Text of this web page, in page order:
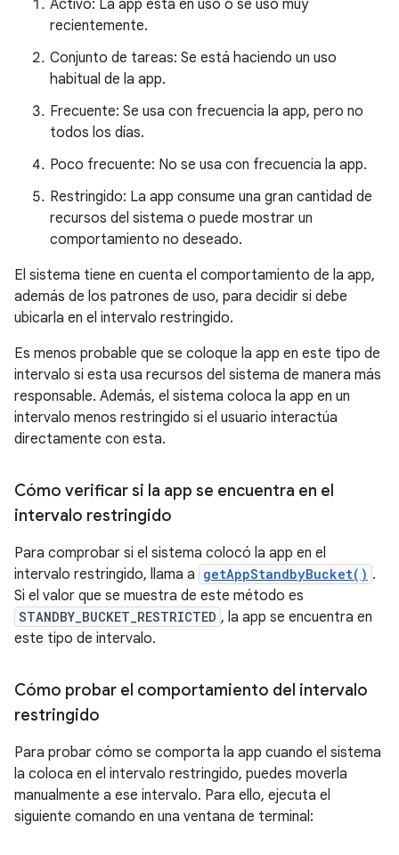
Activo: La app está en uso o se usó muy
recientemente.
Conjunto de tareas: Se está haciendo un uso
habitual de la app.
Frecuente: Se usa con frecuencia la app, pero no
todos los días.
Poco frecuente: No se usa con frecuencia la app.
Restringido: La app consume una gran cantidad de
recursos del sistema o puede mostrar un
comportamiento no deseado.
El sistema tiene en cuenta el comportamiento de la app,
además de los patrones de uso, para decidir si debe
ubicarla en el intervalo restringido.
Es menos probable que se coloque la app en este tipo de
intervalo si esta usa recursos del sistema de manera más
responsable. Además, el sistema coloca la app en un
intervalo menos restringido si el usuario interactúa
directamente con esta.
Cómo verificar si la app se encuentra en el
intervalo restringido
Para comprobar si el sistema colocó la app en el
intervalo restringido, llama a getAppStandbyBucket() .
Si el valor que se muestra de este método es
STANDBY_BUCKET_RESTRICTED , la app se encuentra en
este tipo de intervalo.
Cómo probar el comportamiento del intervalo
restringido
Para probar cómo se comporta la app cuando el sistema
la coloca en el intervalo restringido, puedes moverla
manualmente a ese intervalo. Para ello, ejecuta el
siguiente comando en una ventana de terminal: